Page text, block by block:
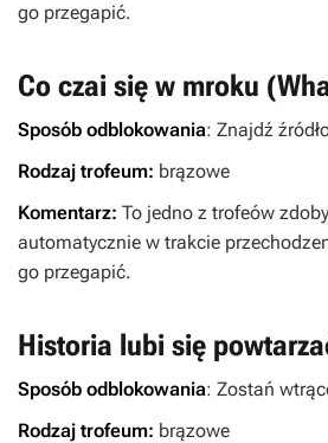
go przegapić.
Co czai się w mroku
Sposób odblokowania: Znajdź
Rodzaj trofeum: brązowe
Komentarz: To jedno z trofeów
automatycznie w trakcie
go przegapić.
Historia lubi się
Sposób odblokowania: Zostań
Rodzaj trofeum: brązowe